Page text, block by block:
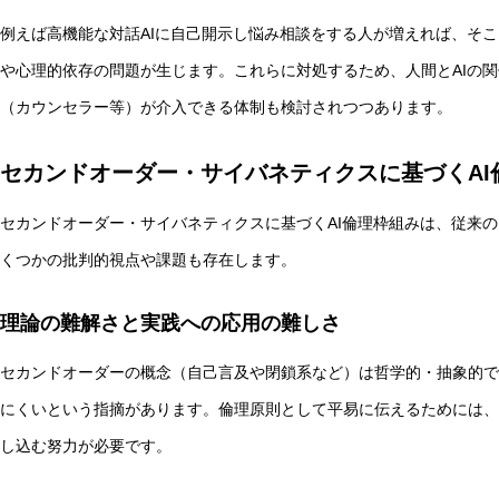
例えば高機能な対話AIに自己開示し悩み相談をする人が増えれば、そ
や心理的依存の問題が生じます。これらに対処するため、人間とAIの
（カウンセラー等）が介入できる体制も検討されつつあります。
セカンドオーダー・サイバネティクスに基づくAI
セカンドオーダー・サイバネティクスに基づくAI倫理枠組みは、従来
くつかの批判的視点や課題も存在します。
理論の難解さと実践への応用の難しさ
セカンドオーダーの概念（自己言及や閉鎖系など）は哲学的・抽象的
にくいという指摘があります。倫理原則として平易に伝えるためには
し込む努力が必要です。